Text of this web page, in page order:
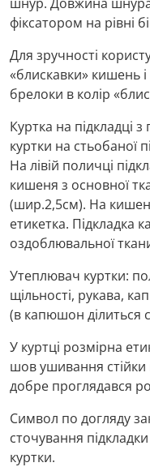
фіксатором на рівні
Для зручності
«блискавки» кишень і
брелоки в колір
Куртка на підкладці
куртки на стьобаної
На лівій поличці
кишеня з основної
(шир.2,5см). На
етикетка. Підкладка
оздоблювальної
Утеплювач куртки:
щільності, рукава,
(в капюшон ділиться
У куртці розмірна
шов ушивання
добре проглядався
Символ по догляду
сточування
куртки.